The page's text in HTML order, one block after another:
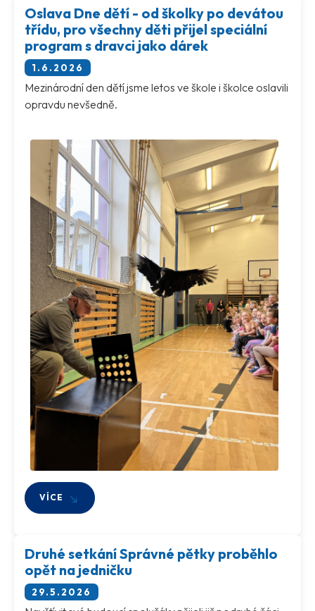
Oslava Dne dětí - od školky po devátou
třídu, pro všechny děti přijel speciální
program s dravci jako dárek
1.6.2026
Mezinárodní den dětí jsme letos ve škole i školce oslavili
opravdu nevšedně.
VÍCE
Druhé setkání Správné pětky proběhlo
opět na jedničku
29.5.2026